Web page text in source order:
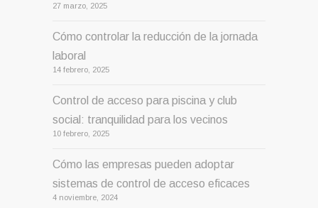
27 marzo, 2025
Cómo controlar la reducción de la jornada
laboral
14 febrero, 2025
Control de acceso para piscina y club
social: tranquilidad para los vecinos
10 febrero, 2025
Cómo las empresas pueden adoptar
sistemas de control de acceso eficaces
4 noviembre, 2024